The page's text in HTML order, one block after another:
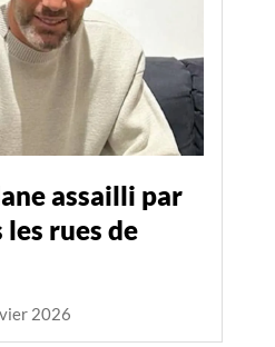
assailli par
les rues de
2026